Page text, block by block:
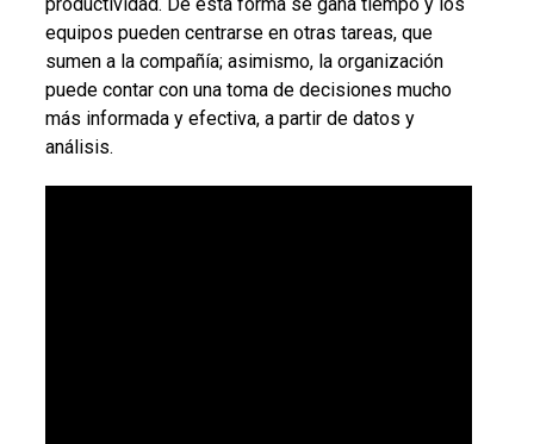
equipos pueden centrarse en otras tareas, que
sumen a la compañía; asimismo, la organización
puede contar con una toma de decisiones mucho
más informada y efectiva, a partir de datos y
análisis.